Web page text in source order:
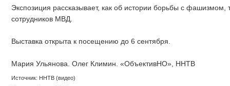
Экспозиция рассказывает, как об истории борьбы с фашизмом,
сотрудников МВД.
Выставка открыта к посещению до 6 сентября.
Мария Ульянова. Олег Климин. «ОбъективНО», ННТВ
Источник: ННТВ (видео)